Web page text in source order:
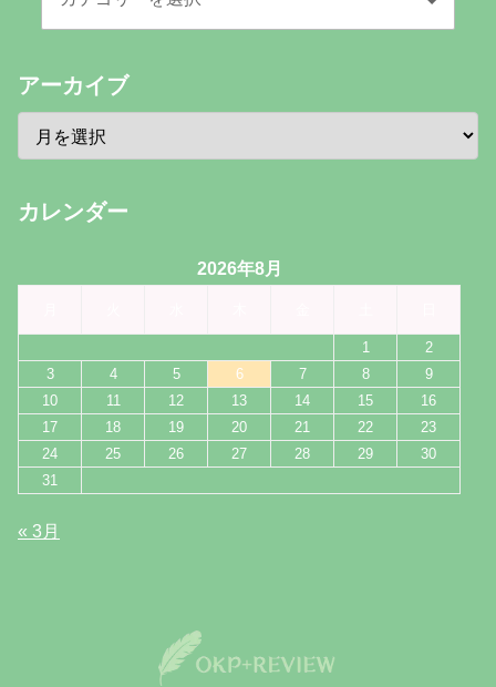
アーカイブ
カレンダー
2026年8月
1
2
3
4 5 6 7 8
9
10
11 12 13 14 15
16
17
18 19 20 21 22
23
24
25 26 27 28 29
30
31
« 3月